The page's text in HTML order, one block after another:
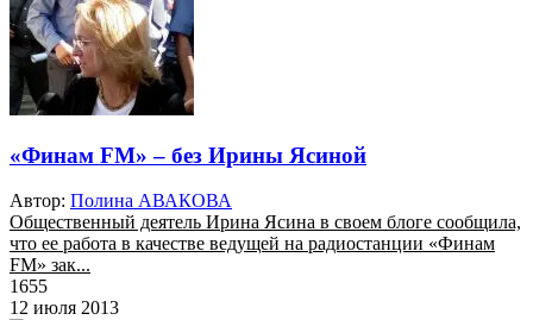
«Финам FM» – без Ирины Ясиной
Автор: Полина АВАКОВА
Общественный деятель Ирина Ясина в своем блоге сообщила,
что ее работа в качестве ведущей на радиостанции «Финам
FM» зак...
1655
12 июля 2013